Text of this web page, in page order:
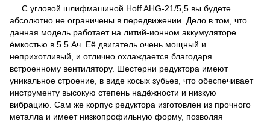
С угловой шлифмашиной Hoff AHG-21/5,5 вы будете
абсолютно не ограничены в передвижении. Дело в том, что
данная модель работает на литий-ионном аккумуляторе
ёмкостью в 5.5 Ач. Её двигатель очень мощный и
неприхотливый, и отлично охлаждается благодаря
встроенному вентилятору. Шестерни редуктора имеют
уникальное строение, в виде косых зубьев, что обеспечивает
инструменту высокую степень надёжности и низкую
вибрацию. Сам же корпус редуктора изготовлен из прочного
металла и имеет низкопрофильную форму, позволяя